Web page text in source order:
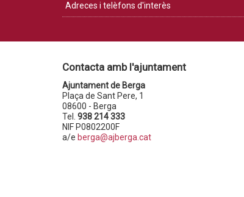
Adreces i telèfons d'interès
Contacta amb l'ajuntament
Ajuntament de Berga
Plaça de Sant Pere, 1
08600 - Berga
Tel. 938 214 333
NIF P0802200F
a/e berga@ajberga.cat